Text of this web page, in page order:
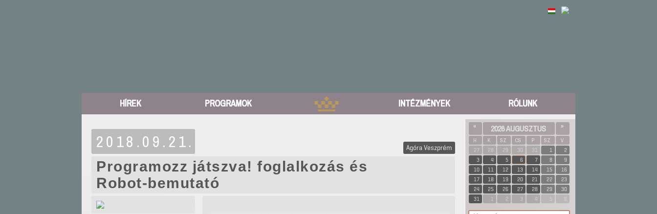
HÍREK PROGRAMOK INTÉZMÉNYEK RÓLUNK
2018.09.21. Agóra Veszprém
Programozz játszva! foglalkozás és
Robot-bemutató
« 2026 AUGUSZTUS »
H K SZ CS P SZ
V
27
28 29 30 31 1
2
3
4 5 6 7 8
9
10
11 12 13 14 15
16
17
18 19 20 21 22
23
24
25 26 27 28 29
30
31
1 2 3 4 5 6